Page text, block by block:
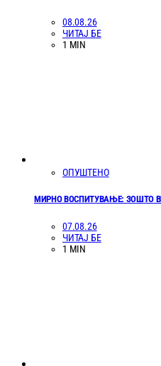
08.08.26
ЧИТАЈ БЕ
1 MIN
ОПУШТЕНО
МИРНО ВОСПИТУВАЊЕ: ЗОШТО
07.08.26
ЧИТАЈ БЕ
1 MIN